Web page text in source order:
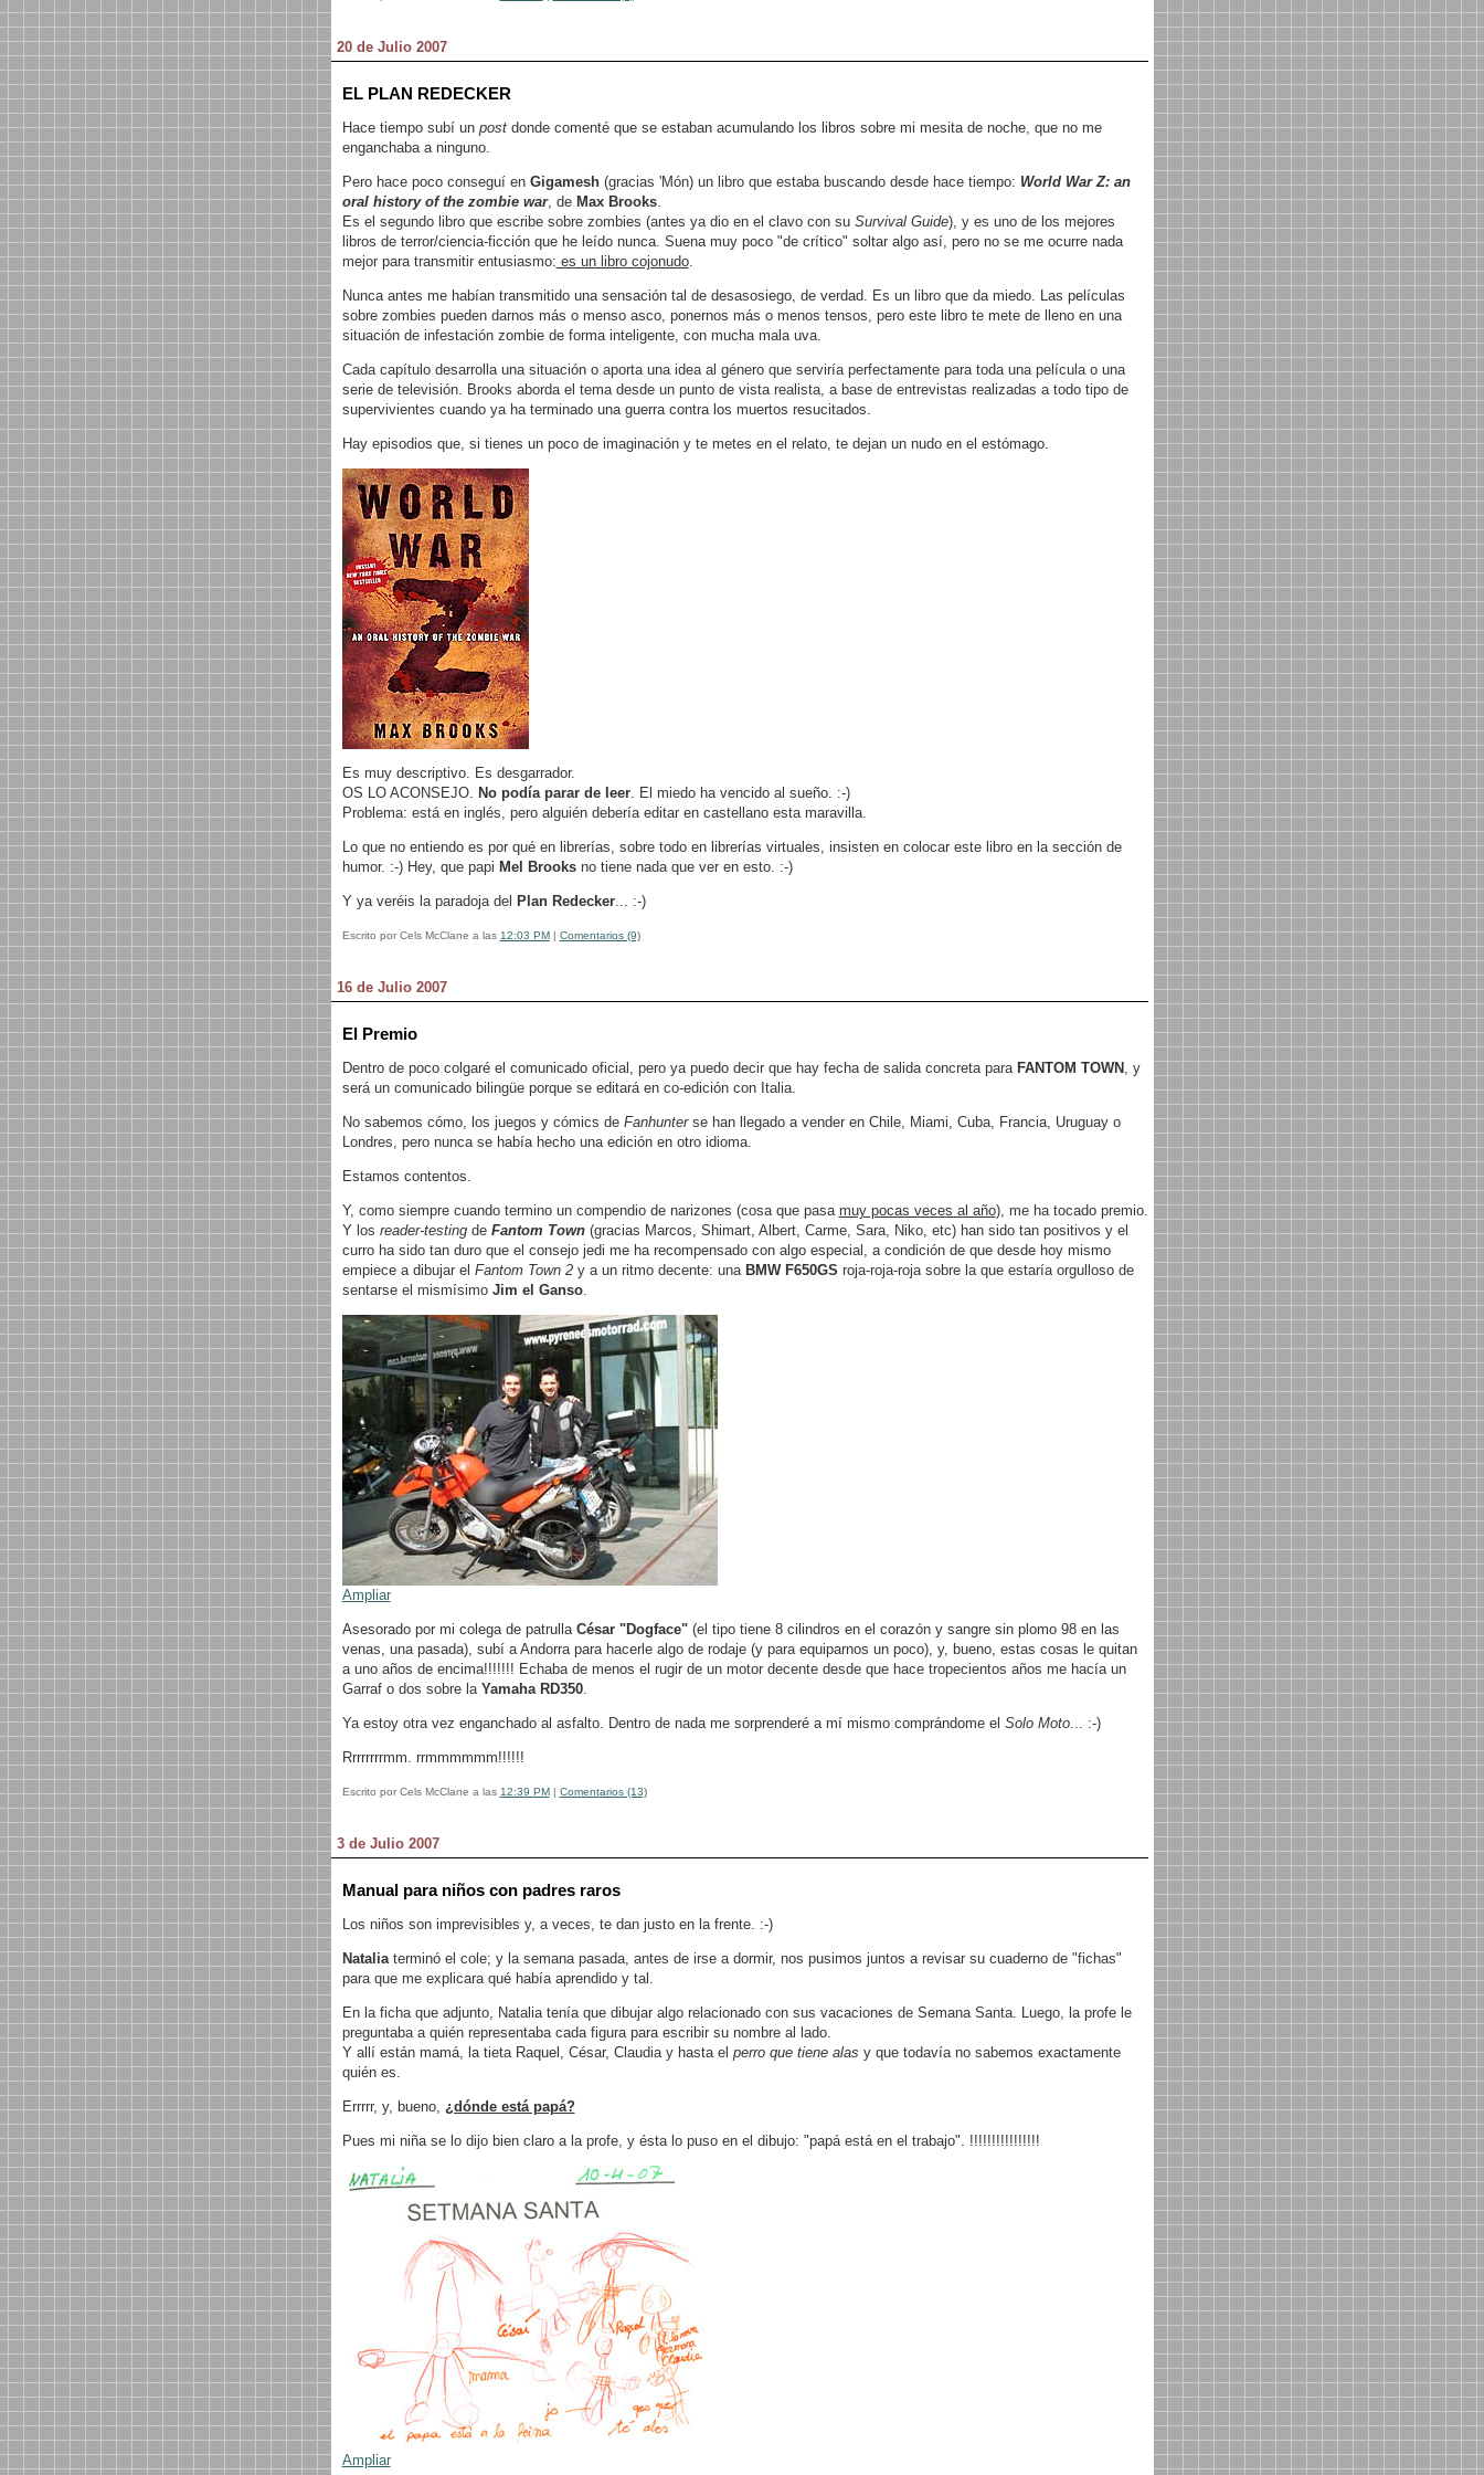
20 de Julio 2007
EL PLAN REDECKER
Hace tiempo subí un post donde comenté que se estaban acumulando los libros sobre mi mesita de noche, que no me
enganchaba a ninguno.
Pero hace poco conseguí en Gigamesh (gracias 'Món) un libro que estaba buscando desde hace tiempo: World War Z: an
oral history of the zombie war, de Max Brooks.
Es el segundo libro que escribe sobre zombies (antes ya dio en el clavo con su Survival Guide), y es uno de los mejores
libros de terror/ciencia-ficción que he leído nunca. Suena muy poco "de crítico" soltar algo así, pero no se me ocurre nada
mejor para transmitir entusiasmo: es un libro cojonudo.
Nunca antes me habían transmitido una sensación tal de desasosiego, de verdad. Es un libro que da miedo. Las películas
sobre zombies pueden darnos más o menso asco, ponernos más o menos tensos, pero este libro te mete de lleno en una
situación de infestación zombie de forma inteligente, con mucha mala uva.
Cada capítulo desarrolla una situación o aporta una idea al género que serviría perfectamente para toda una película o una
serie de televisión. Brooks aborda el tema desde un punto de vista realista, a base de entrevistas realizadas a todo tipo de
supervivientes cuando ya ha terminado una guerra contra los muertos resucitados.
Hay episodios que, si tienes un poco de imaginación y te metes en el relato, te dejan un nudo en el estómago.
Es muy descriptivo. Es desgarrador.
OS LO ACONSEJO. No podía parar de leer. El miedo ha vencido al sueño. :-)
Problema: está en inglés, pero alguién debería editar en castellano esta maravilla.
Lo que no entiendo es por qué en librerías, sobre todo en librerías virtuales, insisten en colocar este libro en la sección de
humor. :-) Hey, que papi Mel Brooks no tiene nada que ver en esto. :-)
Y ya veréis la paradoja del Plan Redecker... :-)
Escrito por Cels McClane a las 12:03 PM| Comentarios (9)
16 de Julio 2007
El Premio
Dentro de poco colgaré el comunicado oficial, pero ya puedo decir que hay fecha de salida concreta para FANTOM TOWN , y
será un comunicado bilingüe porque se editará en co-edición con Italia.
No sabemos cómo, los juegos y cómics de Fanhunter se han llegado a vender en Chile, Miami, Cuba, Francia, Uruguay o
Londres, pero nunca se había hecho una edición en otro idioma.
Estamos contentos.
Y, como siempre cuando termino un compendio de narizones (cosa que pasa muy pocas veces al año), me ha tocado premio.
Y los reader-testing de Fantom Town(gracias Marcos, Shimart, Albert, Carme, Sara, Niko, etc) han sido tan positivos y el
curro ha sido tan duro que el consejo jedi me ha recompensado con algo especial, a condición de que desde hoy mismo
empiece a dibujar el Fantom Town 2 y a un ritmo decente: una BMW F650GS roja-roja-roja sobre la que estaría orgulloso de
sentarse el mismísimo Jim el Ganso.
Ampliar
Asesorado por mi colega de patrulla César "Dogface" (el tipo tiene 8 cilindros en el corazón y sangre sin plomo 98 en las
venas, una pasada), subí a Andorra para hacerle algo de rodaje (y para equiparnos un poco), y, bueno, estas cosas le quitan
a uno años de encima!!!!!!! Echaba de menos el rugir de un motor decente desde que hace tropecientos años me hacía un
Garraf o dos sobre la Yamaha RD350.
Ya estoy otra vez enganchado al asfalto. Dentro de nada me sorprenderé a mí mismo comprándome el Solo Moto... :-)
Rrrrrrrrmm. rrmmmmmm!!!!!!
Escrito por Cels McClane a las 12:39 PM| Comentarios (13)
3 de Julio 2007
Manual para niños con padres raros
Los niños son imprevisibles y, a veces, te dan justo en la frente. :-)
Natalia terminó el cole; y la semana pasada, antes de irse a dormir, nos pusimos juntos a revisar su cuaderno de "fichas"
para que me explicara qué había aprendido y tal.
En la ficha que adjunto, Natalia tenía que dibujar algo relacionado con sus vacaciones de Semana Santa. Luego, la profe le
preguntaba a quién representaba cada figura para escribir su nombre al lado.
Y allí están mamá, la tieta Raquel, César, Claudia y hasta el perro que tiene alas y que todavía no sabemos exactamente
quién es.
Errrrr, y, bueno, ¿dónde está papá?
Pues mi niña se lo dijo bien claro a la profe, y ésta lo puso en el dibujo: "papá está en el trabajo". !!!!!!!!!!!!!!!!
Ampliar